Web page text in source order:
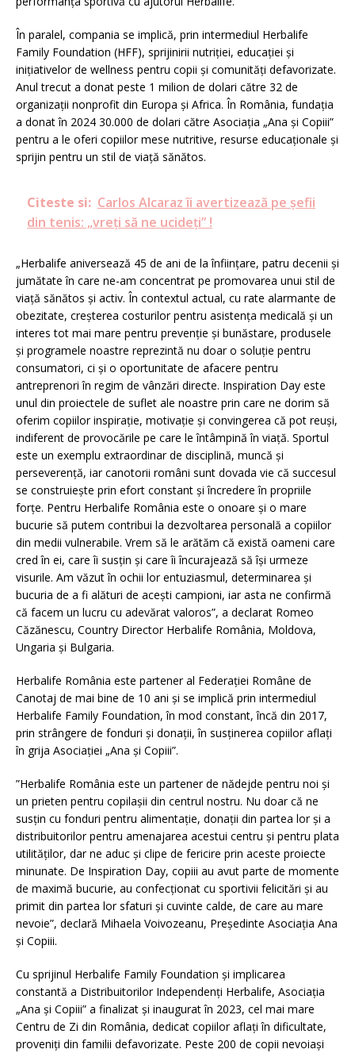
În paralel, compania se implică, prin intermediul Herbalife
Family Foundation (HFF), sprijinirii nutriției, educației și
inițiativelor de wellness pentru copii și comunități defavorizate.
Anul trecut a donat peste 1 milion de dolari către 32 de
organizații nonprofit din Europa și Africa. În România, fundația
a donat în 2024 30.000 de dolari către Asociația „Ana și Copiii”
pentru a le oferi copiilor mese nutritive, resurse educaționale și
sprijin pentru un stil de viață sănătos.
Citeste si: Carlos Alcaraz îi avertizează pe șefii
din tenis: „vreți să ne ucideți” !
„Herbalife aniversează 45 de ani de la înființare, patru decenii și
jumătate în care ne-am concentrat pe promovarea unui stil de
viață sănătos și activ. În contextul actual, cu rate alarmante de
obezitate, creșterea costurilor pentru asistența medicală și un
interes tot mai mare pentru prevenție și bunăstare, produsele
și programele noastre reprezintă nu doar o soluție pentru
consumatori, ci și o oportunitate de afacere pentru
antreprenori în regim de vânzări directe. Inspiration Day este
unul din proiectele de suflet ale noastre prin care ne dorim să
oferim copiilor inspirație, motivație și convingerea că pot reuși,
indiferent de provocările pe care le întâmpină în viață. Sportul
este un exemplu extraordinar de disciplină, muncă și
perseverență, iar canotorii români sunt dovada vie că succesul
se construiește prin efort constant și încredere în propriile
forțe. Pentru Herbalife România este o onoare și o mare
bucurie să putem contribui la dezvoltarea personală a copiilor
din medii vulnerabile. Vrem să le arătăm că există oameni care
cred în ei, care îi susțin și care îi încurajează să își urmeze
visurile. Am văzut în ochii lor entuziasmul, determinarea și
bucuria de a fi alături de acești campioni, iar asta ne confirmă
că facem un lucru cu adevărat valoros”, a declarat Romeo
Căzănescu, Country Director Herbalife România, Moldova,
Ungaria și Bulgaria.
Herbalife România este partener al Federației Române de
Canotaj de mai bine de 10 ani și se implică prin intermediul
Herbalife Family Foundation, în mod constant, încă din 2017,
prin strângere de fonduri și donații, în susținerea copiilor aflați
în grija Asociației „Ana și Copiii”.
”Herbalife România este un partener de nădejde pentru noi și
un prieten pentru copilașii din centrul nostru. Nu doar că ne
susțin cu fonduri pentru alimentație, donații din partea lor și a
distribuitorilor pentru amenajarea acestui centru și pentru plata
utilităților, dar ne aduc și clipe de fericire prin aceste proiecte
minunate. De Inspiration Day, copiii au avut parte de momente
de maximă bucurie, au confecționat cu sportivii felicitări și au
primit din partea lor sfaturi și cuvinte calde, de care au mare
nevoie”, declară Mihaela Voivozeanu, Președinte Asociația Ana
și Copiii.
Cu sprijinul Herbalife Family Foundation și implicarea
constantă a Distribuitorilor Independenți Herbalife, Asociația
„Ana și Copiii” a finalizat și inaugurat în 2023, cel mai mare
Centru de Zi din România, dedicat copiilor aflaţi în dificultate,
proveniţi din familii defavorizate. Peste 200 de copii nevoiaşi